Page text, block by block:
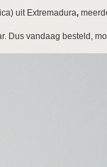
uit Extremadura,
Dus vandaag besteld,